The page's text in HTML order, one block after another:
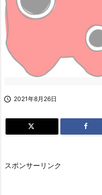
 2021年8月26日
スポンサーリンク